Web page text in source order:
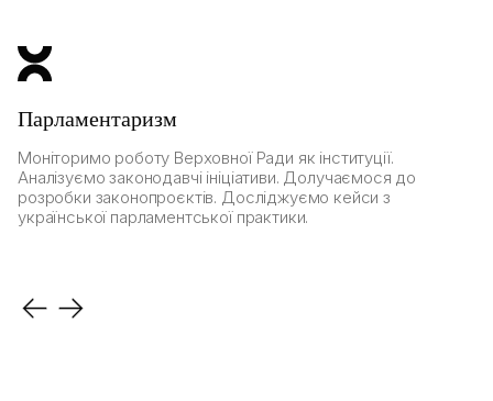
Парламентаризм
Моніторимо роботу Верховної Ради як інституції.
Аналізуємо законодавчі ініціативи. Долучаємося до
розробки законопроєктів. Досліджуємо кейси з
української парламентської практики.